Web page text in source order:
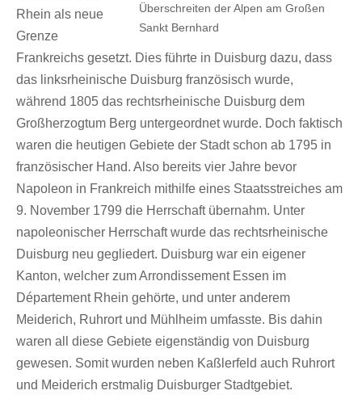
Überschreiten der Alpen am Großen
Sankt Bernhard
Rhein als neue
Grenze
Frankreichs gesetzt. Dies führte in Duisburg dazu, dass
das linksrheinische Duisburg französisch wurde,
während 1805 das rechtsrheinische Duisburg dem
Großherzogtum Berg untergeordnet wurde. Doch faktisch
waren die heutigen Gebiete der Stadt schon ab 1795 in
französischer Hand. Also bereits vier Jahre bevor
Napoleon in Frankreich mithilfe eines Staatsstreiches am
9. November 1799 die Herrschaft übernahm. Unter
napoleonischer Herrschaft wurde das rechtsrheinische
Duisburg neu gegliedert. Duisburg war ein eigener
Kanton, welcher zum Arrondissement Essen im
Département Rhein gehörte, und unter anderem
Meiderich, Ruhrort und Mühlheim umfasste. Bis dahin
waren all diese Gebiete eigenständig von Duisburg
gewesen. Somit wurden neben Kaßlerfeld auch Ruhrort
und Meiderich erstmalig Duisburger Stadtgebiet.